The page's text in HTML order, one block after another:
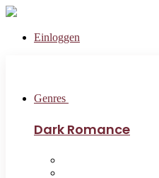
Einloggen
Genres
Dark Romance